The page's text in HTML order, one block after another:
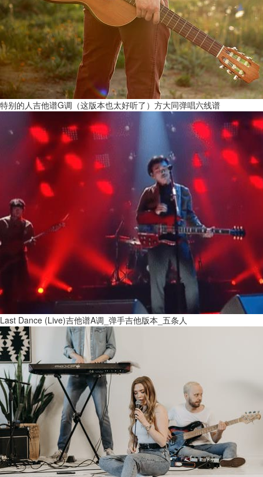
特别的人吉他谱G调（这版本也太好听了）方大同弹唱六线谱
Last Dance (Live)吉他谱A调_弹手吉他版本_五条人